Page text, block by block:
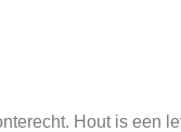
Hout is een